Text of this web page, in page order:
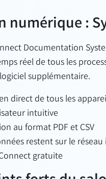
numérique :
Documentation
réel de tous les
supplémentaire.
direct de tous les
intuitive
au format PDF et CSV
restent sur le
gratuite